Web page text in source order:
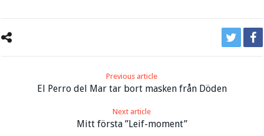
Previous article
El Perro del Mar tar bort masken från Döden
Next article
Mitt första ”Leif-moment”